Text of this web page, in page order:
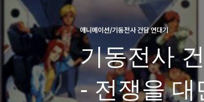
애니메이션/기동전사 건담 연대기
기동전사
- 전쟁을 대